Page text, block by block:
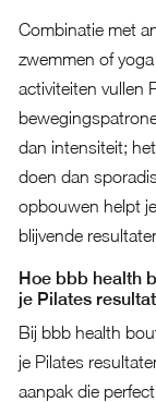
Combinatie met
zwemmen of
activiteiten vullen
dan intensiteit;
doen dan
opbouwen helpt
blijvende
Hoe bbb health
je Pilates
Bij bbb health
je Pilates
aanpak die